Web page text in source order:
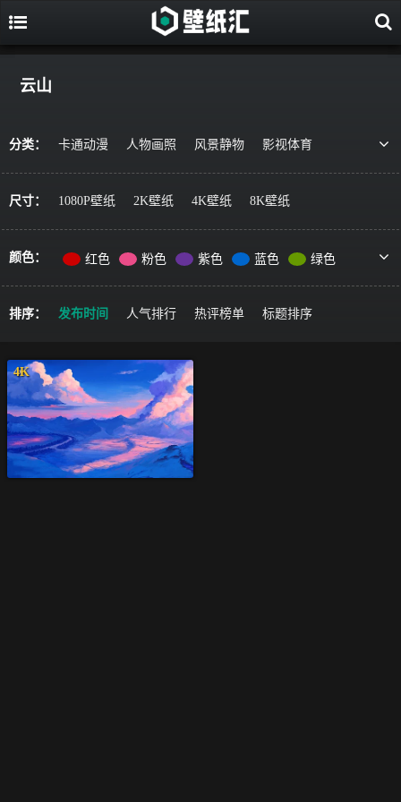
云山
分类： 卡通动漫 人物画照 风景静物
影视体育
艺术绘画
宇宙星空 军事科技
简约主义
尺寸： 1080P壁纸 2K壁纸 4K壁纸 8K壁纸
颜色： 红色 粉色 紫色 蓝色
绿色
黄色
橙色 棕色 灰色
黑色
彩色
排序： 发布时间 人气排行 热评榜单 标题排序
4K